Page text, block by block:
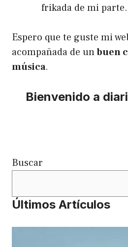
frikada de mi parte.
Espero que te guste mi
acompañada de unbuen
música.
Bienvenido a
Buscar
Últimos Artículos